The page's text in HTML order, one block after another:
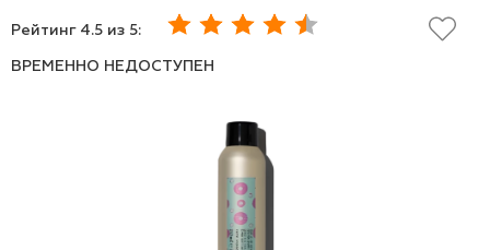
Рейтинг 4.5 из 5:
ВРЕМЕННО НЕДОСТУПЕН